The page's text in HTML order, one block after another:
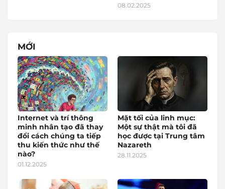
08.02.2025
MỚI
Internet và trí thông
minh nhân tạo đã thay
đổi cách chúng ta tiếp
thu kiến thức như thế
nào?
01.12.2025
Mặt tối của linh mục:
Một sự thật mà tôi đã
học được tại Trung tâm
Nazareth
28.11.2025